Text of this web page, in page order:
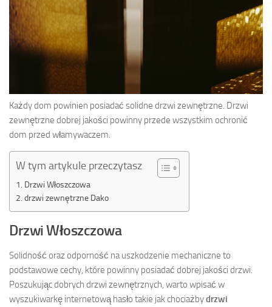
Każdy dom powinien posiadać solidne drzwi zewnętrzne. Drzwi
zewnętrzne dobrej jakości powinny przede wszystkim ochronić
dom przed włamywaczem.
W tym artykule przeczytasz
Drzwi Włoszczowa
drzwi zewnętrzne Dako
Drzwi Włoszczowa
Solidność oraz odporność na uszkodzenie mechaniczne to
podstawowe cechy, które powinny posiadać dobrej jakości drzwi.
Poszukując dobrych drzwi zewnętrznych, warto wpisać w
wyszukiwarkę internetową hasło takie jak chociażbydrzwi